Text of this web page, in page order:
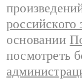
российского
основании
посмотреть